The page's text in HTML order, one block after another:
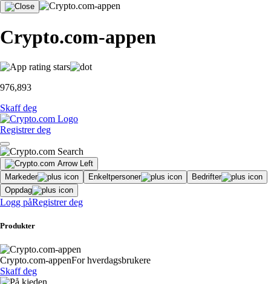
Crypto.com-appen
976,893
Skaff deg
Registrer deg
Markeder Enkeltpersoner
Bedrifter
Oppdag
Logg påRegistrer deg
Produkter
Crypto.com-appenFor hverdagsbrukere
Skaff deg